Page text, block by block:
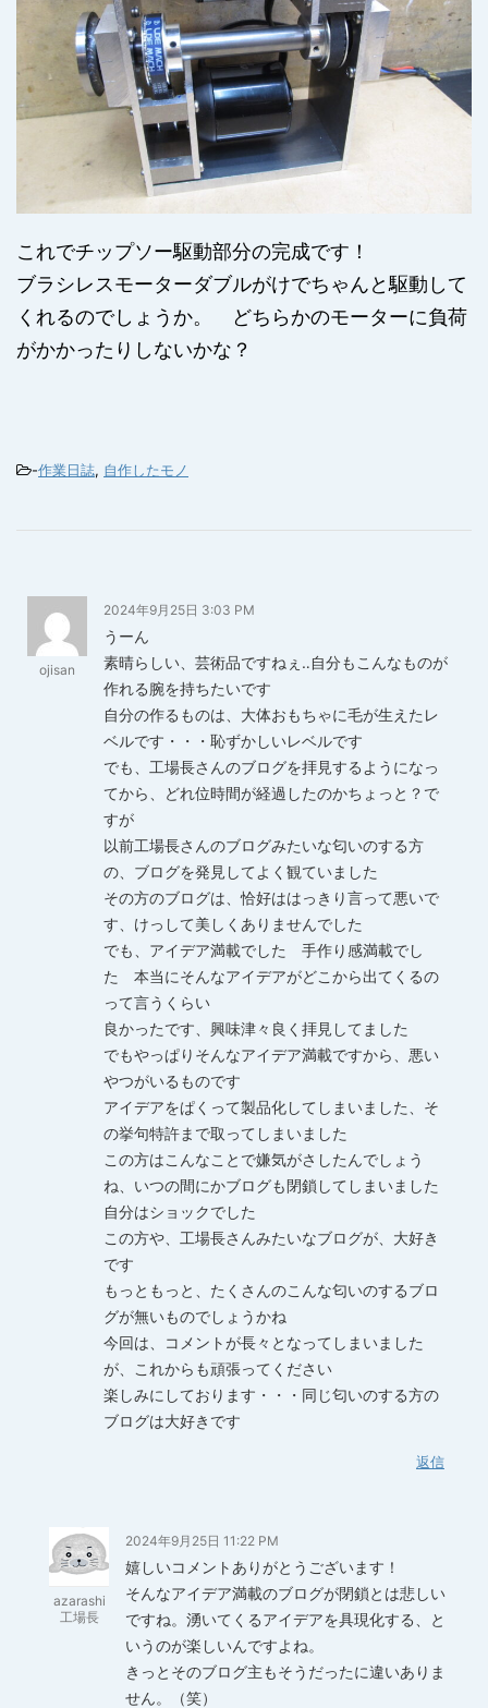
これでチップソー駆動部分の完成です！
ブラシレスモーターダブルがけでちゃんと駆動して
くれるのでしょうか。 どちらかのモーターに負荷
がかかったりしないかな？
-作業日誌, 自作したモノ
ojisan
2024年9月25日 3:03 PM
うーん
素晴らしい、芸術品ですねぇ‥自分もこんなものが
作れる腕を持ちたいです
自分の作るものは、大体おもちゃに毛が生えたレ
ベルです・・・恥ずかしいレベルです
でも、工場長さんのブログを拝見するようになっ
てから、どれ位時間が経過したのかちょっと？で
すが
以前工場長さんのブログみたいな匂いのする方
の、ブログを発見してよく観ていました
その方のブログは、恰好ははっきり言って悪いで
す、けっして美しくありませんでした
でも、アイデア満載でした 手作り感満載でし
た 本当にそんなアイデアがどこから出てくるの
って言うくらい
良かったです、興味津々良く拝見してました
でもやっぱりそんなアイデア満載ですから、悪い
やつがいるものです
アイデアをぱくって製品化してしまいました、そ
の挙句特許まで取ってしまいました
この方はこんなことで嫌気がさしたんでしょう
ね、いつの間にかブログも閉鎖してしまいました
自分はショックでした
この方や、工場長さんみたいなブログが、大好き
です
もっともっと、たくさんのこんな匂いのするブロ
グが無いものでしょうかね
今回は、コメントが長々となってしまいました
が、これからも頑張ってください
楽しみにしております・・・同じ匂いのする方の
ブログは大好きです
返信
azarashi
工場長
2024年9月25日 11:22 PM
嬉しいコメントありがとうございます！
そんなアイデア満載のブログが閉鎖とは悲しい
ですね。湧いてくるアイデアを具現化する、と
いうのが楽しいんですよね。
きっとそのブログ主もそうだったに違いありま
せん。（笑）